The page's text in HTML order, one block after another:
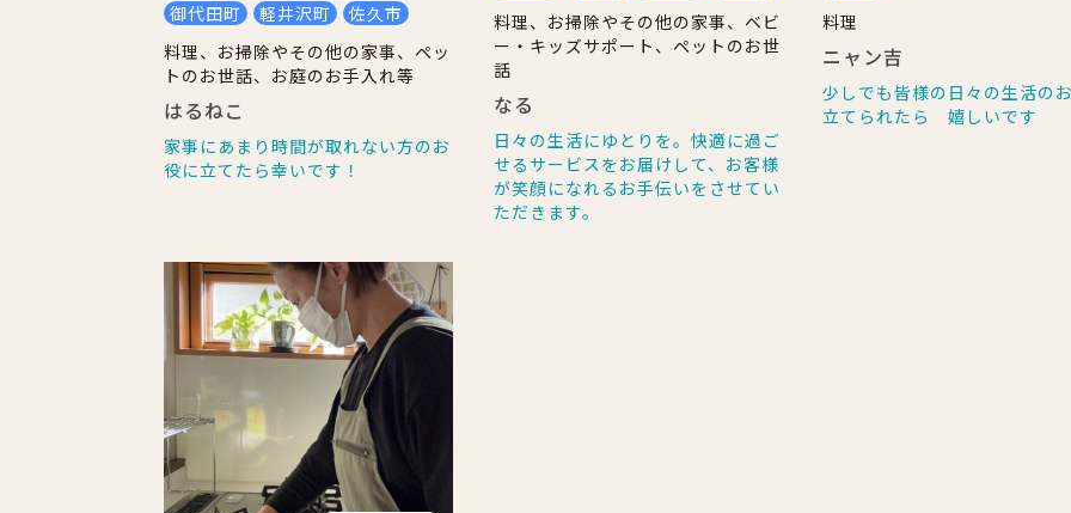
御代田町
軽井沢町
佐久市
料理、お掃除やその他の家事、ペッ
トのお世話、お庭のお手入れ等
はるねこ
家事にあまり時間が取れない方のお
役に立てたら幸いです！
料理、お掃除やその他の家事、ベビ
ー・キッズサポート、ペットのお世
話
なる
日々の生活にゆとりを。快適に過ご
せるサービスをお届けして、お客様
が笑顔になれるお手伝いをさせてい
ただきます。
料理
ニャン吉
少しでも皆様の日々の生活の
立てられたら 嬉しいです